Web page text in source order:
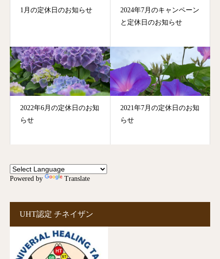
1月の定休日のお知らせ
2024年7月のキャンペーン
と定休日のお知らせ
2022年6月の定休日のお知
らせ
2021年7月の定休日のお知
らせ
Powered by Translate
UHT認定 チネイザン